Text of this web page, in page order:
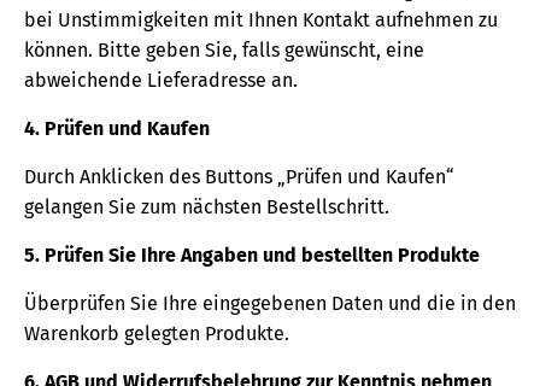
bei Unstimmigkeiten mit Ihnen Kontakt aufnehmen zu
können. Bitte geben Sie, falls gewünscht, eine
abweichende Lieferadresse an.
4. Prüfen und Kaufen
Durch Anklicken des Buttons „Prüfen und Kaufen“
gelangen Sie zum nächsten Bestellschritt.
5. Prüfen Sie Ihre Angaben und bestellten Produkte
Überprüfen Sie Ihre eingegebenen Daten und die in den
Warenkorb gelegten Produkte.